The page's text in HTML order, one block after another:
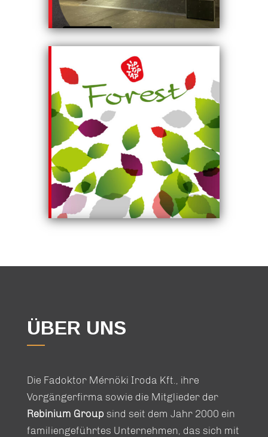
ÜBER UNS
Die Fadoktor Mérnöki Iroda Kft., ihre
Vorgängerfirma sowie die Mitglieder der
Rebinium Groupsind seit dem Jahr 2000 ein
familiengeführtes Unternehmen, das sich mit